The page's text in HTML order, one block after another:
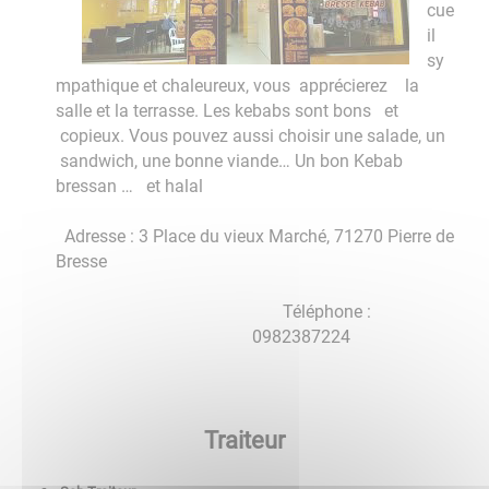
cue
il
sy
mpathique et chaleureux, vous apprécierez la
salle et la terrasse. Les kebabs sont bons et
copieux. Vous pouvez aussi choisir une salade, un
sandwich, une bonne viande… Un bon Kebab
bressan … et halal
Adresse : 3 Place du vieux Marché, 71270 Pierre de
Bresse
Téléphone :
0982387224
Traiteur